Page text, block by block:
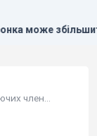
вдвічі, але є